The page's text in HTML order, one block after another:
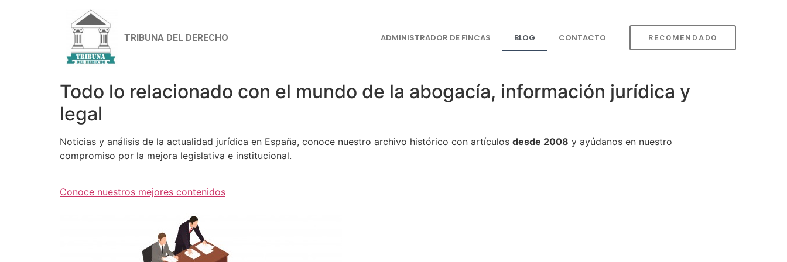
TRIBUNA DEL DERECHO ADMINISTRADOR DE FINCAS BLOG CONTACTO RECOMENDADO
Todo lo relacionado con el mundo de la abogacía, información jurídica y
legal
Noticias y análisis de la actualidad jurídica en España, conoce nuestro archivo histórico con artículos desde 2008 y ayúdanos en nuestro
compromiso por la mejora legislativa e institucional.
Conoce nuestros mejores contenidos